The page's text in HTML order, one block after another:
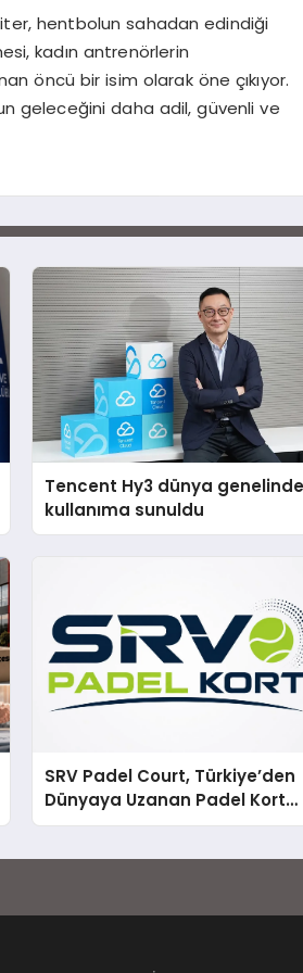
hentbolun sahadan edindiği
kadın antrenörlerin
öncü bir isim olarak öne çıkıyor.
geleceğini daha adil, güvenli ve
Tencent Hy3 dünya
kullanıma sunuldu
SRV Padel Court, Türkiye’den
Dünyaya Uzanan Padel Kort
Üretiminde Güvenin Adresi